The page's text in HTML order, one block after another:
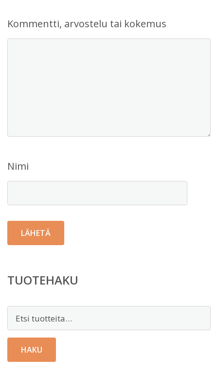
Kommentti, arvostelu tai kokemus
Nimi
TUOTEHAKU
HAKU